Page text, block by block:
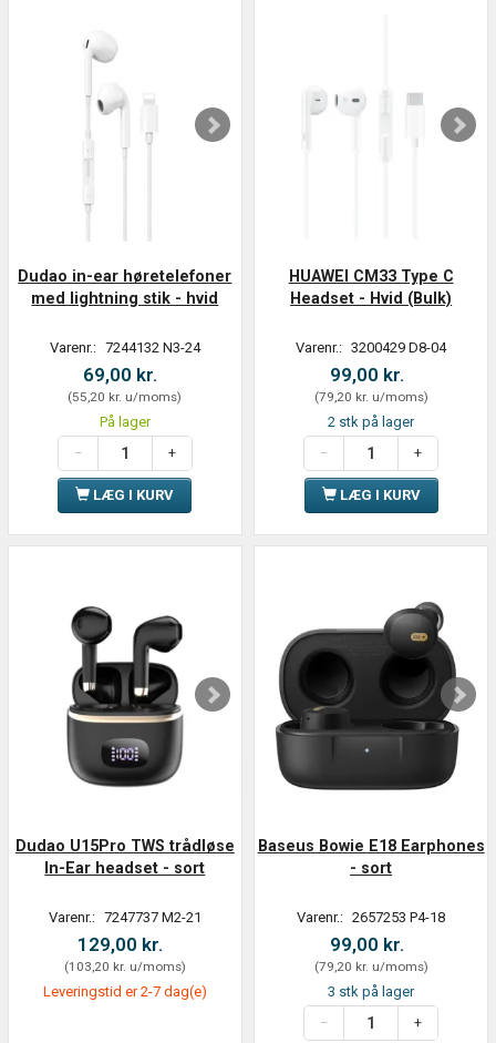
Dudao in-ear høretelefoner
med lightning stik - hvid
Varenr.: 7244132 N3-24
69,00 kr.
(55,20 kr. u/moms)
På lager
LÆG I KURV
HUAWEI CM33 Type C
Headset - Hvid (Bulk)
Varenr.: 3200429 D8-04
99,00 kr.
(79,20 kr. u/moms)
2 stk på lager
LÆG I KURV
Dudao U15Pro TWS trådløse
In-Ear headset - sort
Varenr.: 7247737 M2-21
129,00 kr.
(103,20 kr. u/moms)
Leveringstid er 2-7 dag(e)
Baseus Bowie E18 Earphones
- sort
Varenr.: 2657253 P4-18
99,00 kr.
(79,20 kr. u/moms)
3 stk på lager